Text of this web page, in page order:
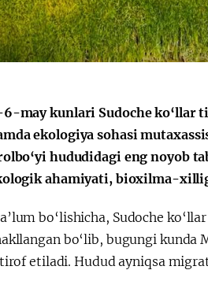
”峰会 宪法改革
may kunlari Sudoche ko‘llar
ekologiya sohasi
hududidagi eng noyob
ahamiyati, bioxilma-
bo‘lishicha, Sudoche
bo‘lib, bugungi
etiladi. Hudud ayniqsa